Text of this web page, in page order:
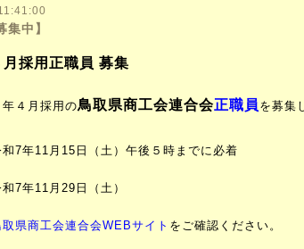
集中】
採用正職員 募集
４月採用の鳥取県商工会連合会正職員 を募集
7年11月15日（土）午後５時までに必着
7年11月29日（土）
取県商工会連合会WEBサイト をご確認ください。